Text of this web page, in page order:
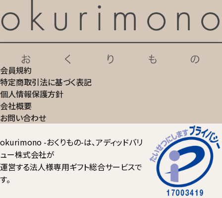
会員規約
特定商取引法に基づく表記
個人情報保護方針
会社概要
お問い合わせ
okurimono -おくりもの-は、アディッドバリ
ュー株式会社が
運営する法人様専用ギフト総合サービスで
す。